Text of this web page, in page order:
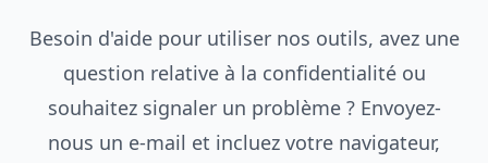
Besoin d'aide pour utiliser nos outils, avez une
question relative à la confidentialité ou
souhaitez signaler un problème ? Envoyez-
nous un e-mail et incluez votre navigateur,